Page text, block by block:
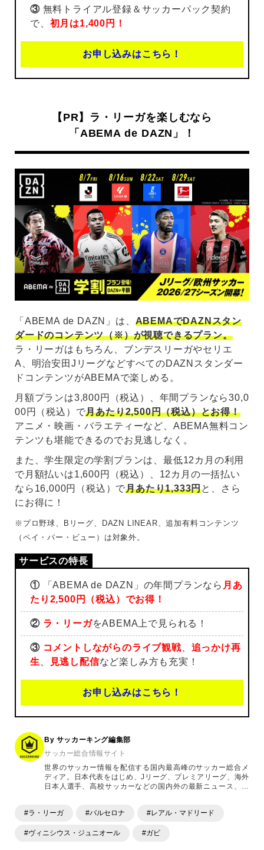
③無料トライアル登録＆サッカーパック契約
で、 初月は1,400円！
お申し込みはこちら！
【PR】ラ・リーガを楽しむなら
「ABEMA de DAZN」！
「ABEMA de DAZN」は、 ABEMAでDAZNスタン
ダードのコンテンツ（※）が視聴できるプラン。
ラ・リーガはもちろん、ブンデスリーガやセリエ
A、明治安田JリーグなどすべてのDAZNスタンダー
ドコンテンツがABEMAで楽しめる。
月額プランは3,800円（税込）、年間プランなら30,0
00円（税込）で月あたり2,500円（税込）とお得！
アニメ・映画・バラエティーなど、ABEMA無料コン
テンツも堪能できるのでお見逃しなく。
また、学生限定の学割プランは、最低12カ月の利用
で月額払いは1,600円（税込）、12カ月の一括払い
なら16,000円（税込）で月あたり1,333円と、さら
にお得に！
※プロ野球、Bリーグ、DAZN LINEAR、追加有料コンテンツ
（ペイ・パー・ビュー）は対象外。
①「ABEMA de DAZN」の年間プランなら 月あ
たり2,500円（税込）でお得！
② ラ・リーガをABEMA上で見られる！
③ コメントしながらのライブ観戦、 追っかけ再
生
見逃し配信など楽しみ方も充実！
お申し込みはこちら！
By サッカーキング編集部
サッカー総合情報サイト
世界のサッカー情報を配信する国内最高峰のサッカー総合メ
ディア。日本代表をはじめ、Jリーグ、プレミアリーグ、海外
日本人選手、高校サッカーなどの国内外の最新ニュース、コ
ます。「X」「Instagram」「YouTube」「TikTok」など、
#ラ・リーガ #バルセロナ #レアル・マドリード
#ヴィニシウス・ジュニオール #ガビ